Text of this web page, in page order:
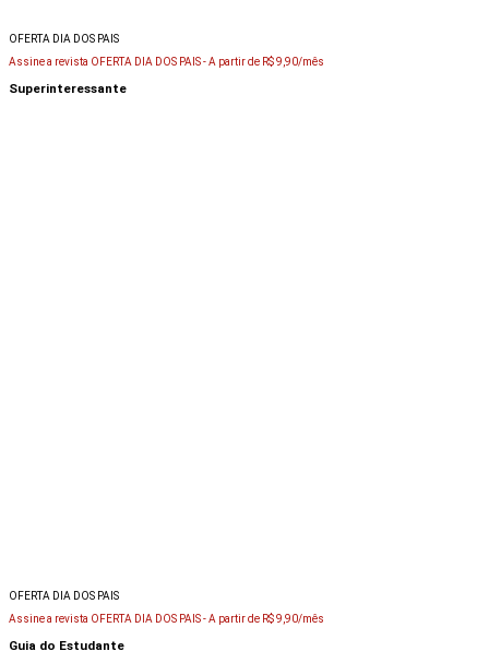
OFERTA DIA DOS PAIS
Assine a revista OFERTA DIA DOS PAIS -A partir de R$ 9,90/mês
Superinteressante
OFERTA DIA DOS PAIS
Assine a revista OFERTA DIA DOS PAIS -A partir de R$ 9,90/mês
Guia do Estudante